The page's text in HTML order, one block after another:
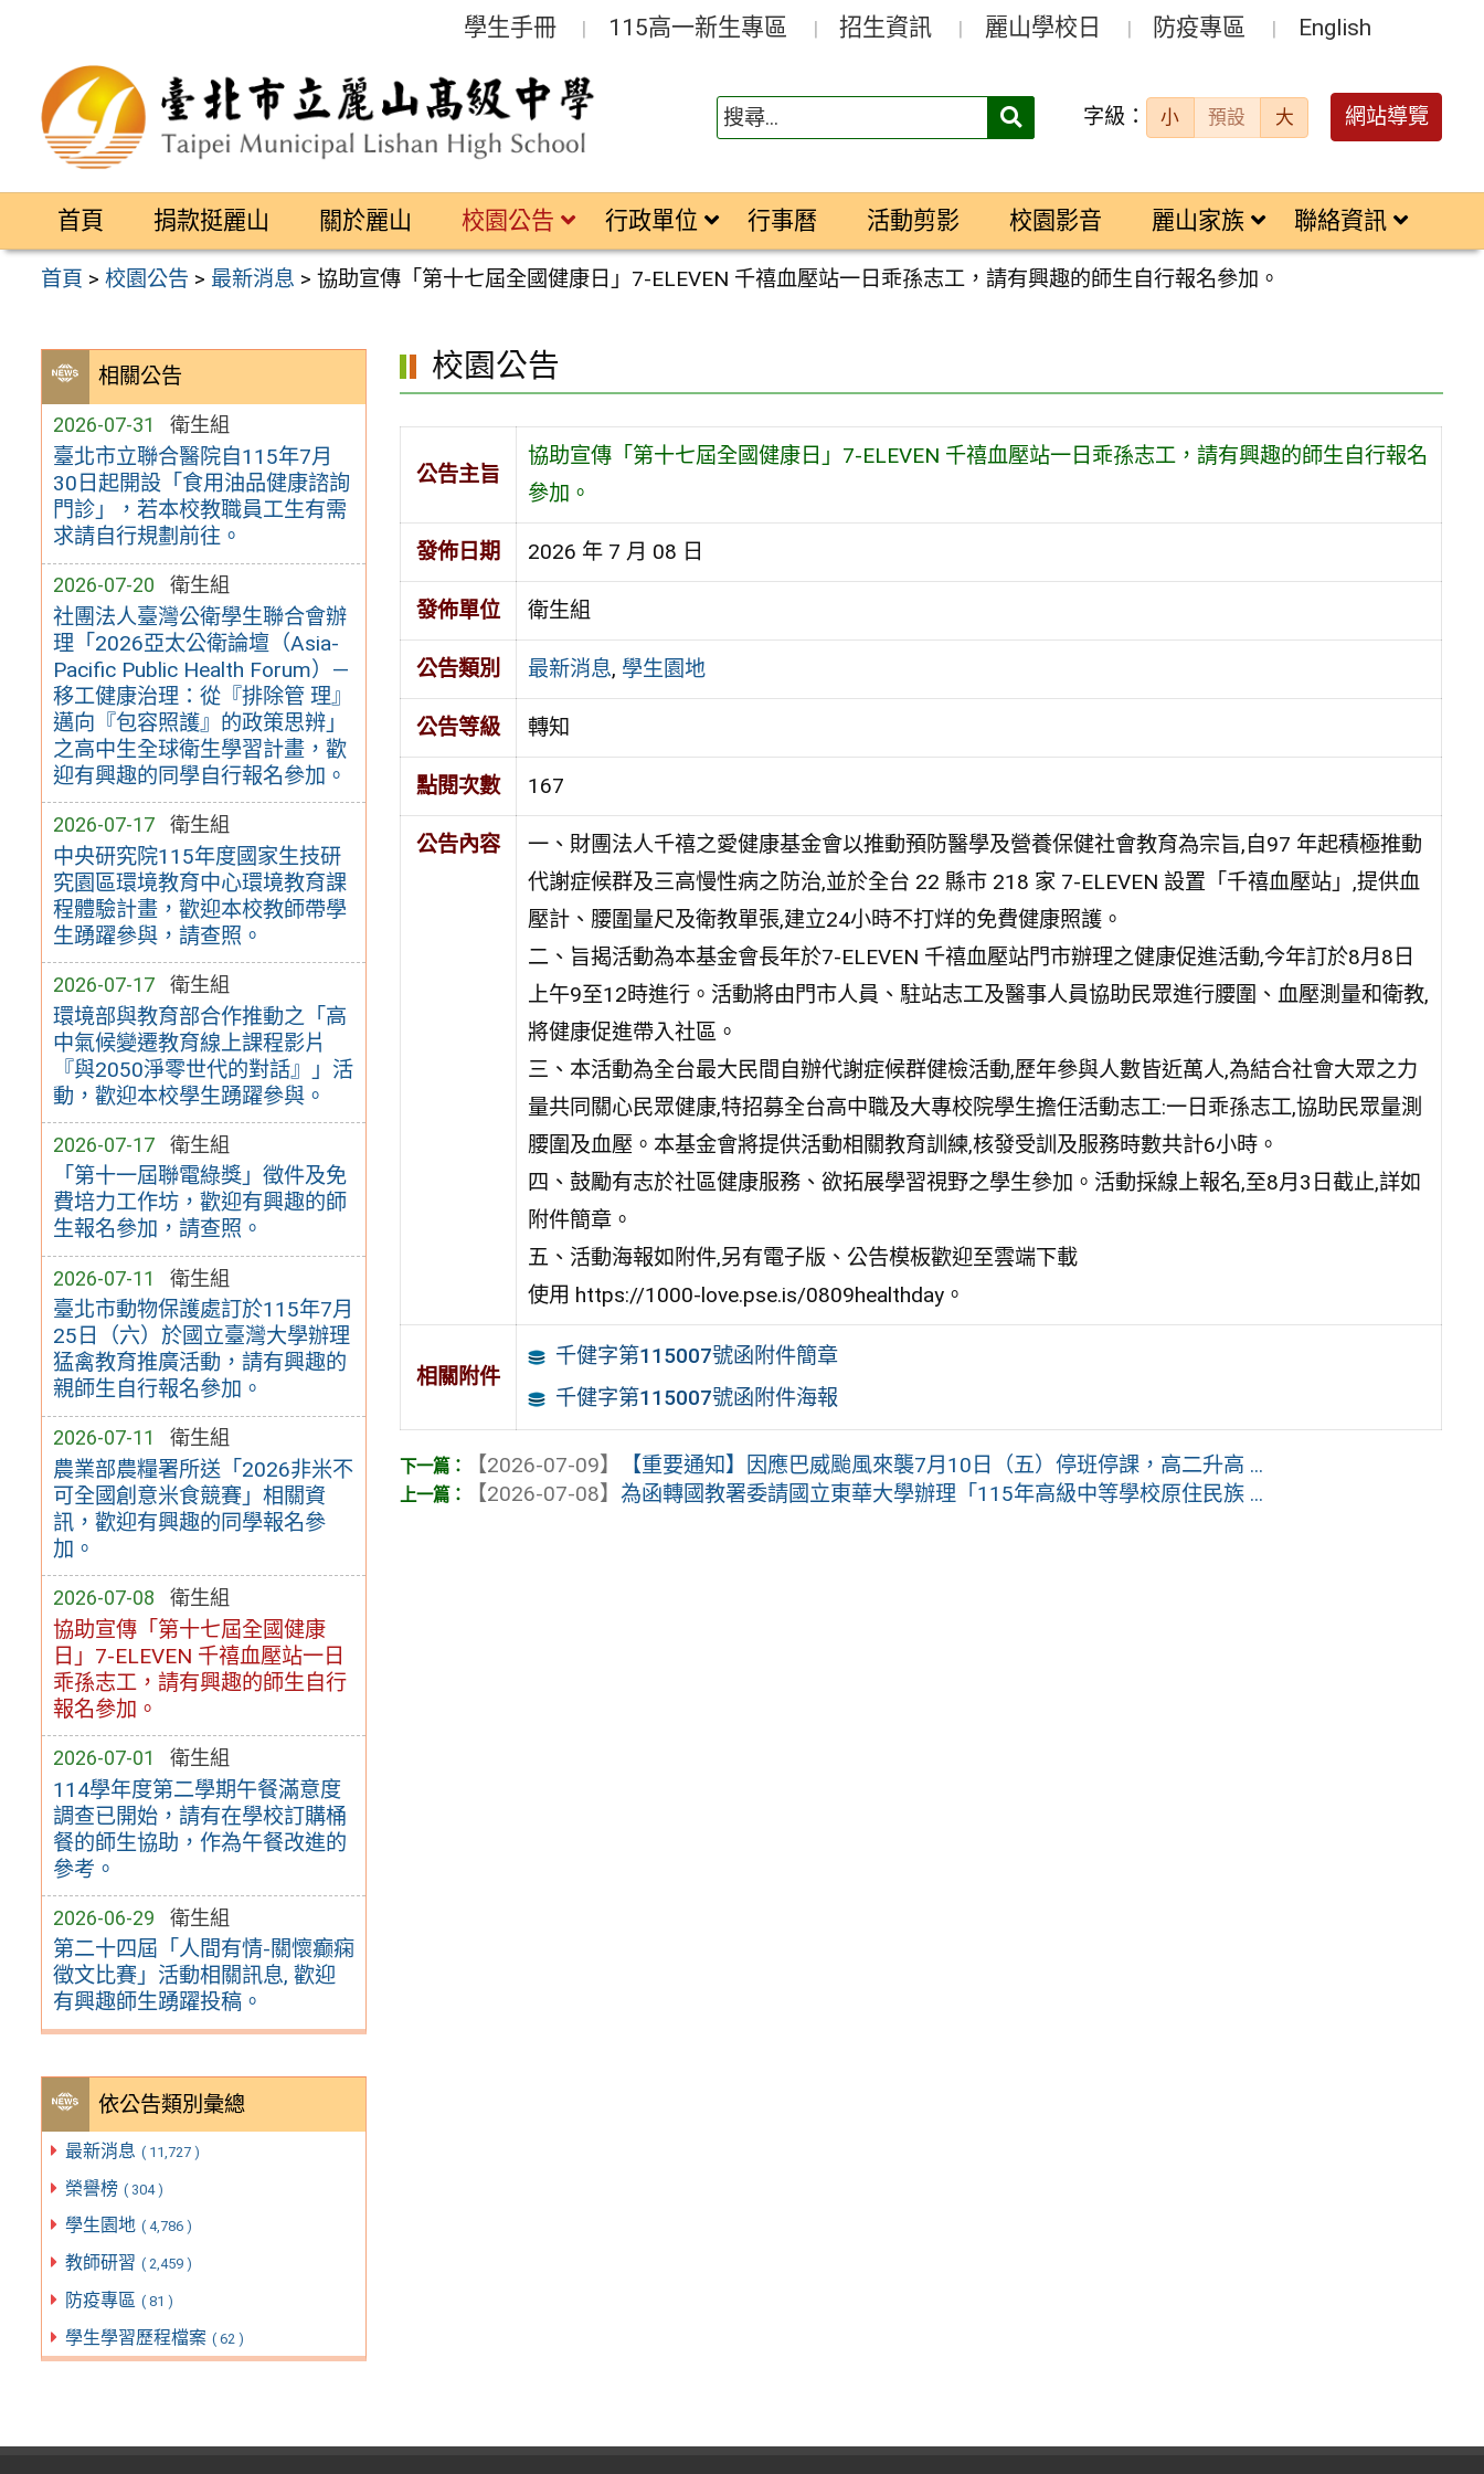
區
學生手冊 115高一新生專區 招生資訊 麗山學校日 防疫專區 English
搜
字級： 小 預設 大 網站導覽
首頁 捐款挺麗山 關於麗山 校園公告 行政單位 行事曆 活動剪影 校園影音 麗山家族 聯絡資訊
首頁 >校園公告 > 最新消息 >協助宣傳「第十七屆全國健康日」7-ELEVEN 千禧血壓站一日乖孫志工，請有興趣的師生自行報名參加。
相關公告
2026-07-31 衛生組
臺北市立聯合醫院自115年7月
30日起開設「食用油品健康諮詢
門診」，若本校教職員工生有需
求請自行規劃前往。
2026-07-20 衛生組
社團法人臺灣公衛學生聯合會辦
理「2026亞太公衛論壇（Asia-
Pacific Public Health Forum）—
移工健康治理：從『排除管 理』
邁向『包容照護』的政策思辨」
之高中生全球衛生學習計畫，歡
迎有興趣的同學自行報名參加。
2026-07-17 衛生組
中央研究院115年度國家生技研
究園區環境教育中心環境教育課
程體驗計畫，歡迎本校教師帶學
生踴躍參與，請查照。
2026-07-17 衛生組
環境部與教育部合作推動之「高
中氣候變遷教育線上課程影片
『與2050淨零世代的對話』」活
動，歡迎本校學生踴躍參與。
2026-07-17 衛生組
「第十一屆聯電綠獎」徵件及免
費培力工作坊，歡迎有興趣的師
生報名參加，請查照。
2026-07-11 衛生組
臺北市動物保護處訂於115年7月
25日（六）於國立臺灣大學辦理
猛禽教育推廣活動，請有興趣的
親師生自行報名參加。
2026-07-11 衛生組
農業部農糧署所送「2026非米不
可全國創意米食競賽」相關資
訊，歡迎有興趣的同學報名參
加。
2026-07-08 衛生組
協助宣傳「第十七屆全國健康
日」7-ELEVEN 千禧血壓站一日
乖孫志工，請有興趣的師生自行
報名參加。
2026-07-01 衛生組
114學年度第二學期午餐滿意度
調查已開始，請有在學校訂購桶
餐的師生協助，作為午餐改進的
參考。
2026-06-29 衛生組
第二十四屆「人間有情-關懷癫痫
徵文比賽」活動相關訊息, 歡迎
有興趣師生踴躍投稿。
依公告類別彙總
最新消息 ( 11,727 )
榮譽榜 ( 304 )
學生園地 ( 4,786 )
教師研習 ( 2,459 )
防疫專區 ( 81 )
學生學習歷程檔案 ( 62 )
校園公告
公告主旨
協助宣傳「第十七屆全國健康日」7-ELEVEN 千禧血壓站一日乖孫志工，請有興趣的師生自行報名
參加。
發佈日期 2026 年 7 月 08 日
發佈單位 衛生組
公告類別 最新消息, 學生園地
公告等級 轉知
點閱次數 167
公告內容
一、財團法人千禧之愛健康基金會以推動預防醫學及營養保健社會教育為宗旨,自97 年起積極推動
代謝症候群及三高慢性病之防治,並於全台 22 縣市 218 家 7-ELEVEN 設置「千禧血壓站」,提供血
壓計、腰圍量尺及衛教單張,建立24小時不打烊的免費健康照護。
二、旨揭活動為本基金會長年於7-ELEVEN 千禧血壓站門市辦理之健康促進活動,今年訂於8月8日
上午9至12時進行。活動將由門市人員、駐站志工及醫事人員協助民眾進行腰圍、血壓測量和衛教,
將健康促進帶入社區。
三、本活動為全台最大民間自辦代謝症候群健檢活動,歷年參與人數皆近萬人,為結合社會大眾之力
量共同關心民眾健康,特招募全台高中職及大專校院學生擔任活動志工:一日乖孫志工,協助民眾量測
腰圍及血壓。本基金會將提供活動相關教育訓練,核發受訓及服務時數共計6小時。
四、鼓勵有志於社區健康服務、欲拓展學習視野之學生參加。活動採線上報名,至8月3日截止,詳如
附件簡章。
五、活動海報如附件,另有電子版、公告模板歡迎至雲端下載
使用 https://1000-love.pse.is/0809healthday。
相關附件
千健字第115007號函附件簡章
千健字第115007號函附件海報
【2026-07-09】
【重要通知】因應巴威颱風來襲7月10日（五）停班停課，高二升高 ...
【2026-07-08】為函轉國教署委請國立東華大學辦理「115年高級中等學校原住民族 ...